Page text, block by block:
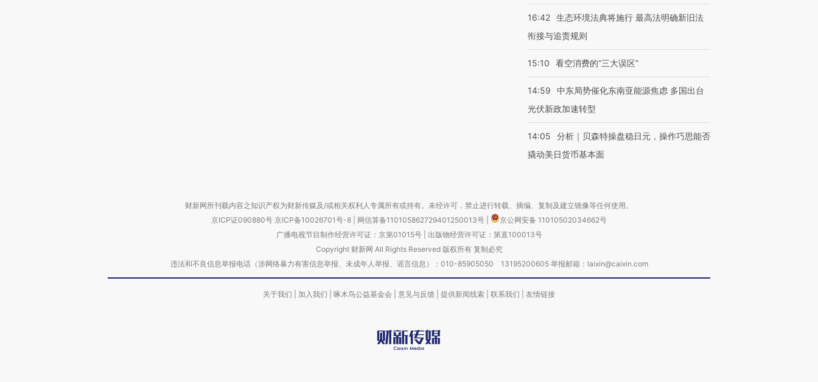
16:42 生态环境法典将施行 最高法明确新旧法
衔接与追责规则
15:10 看空消费的“三大误区”
14:59
中东局势催化东南亚能源焦虑 多国出台
光伏新政加速转型
14:05
分析｜贝森特操盘稳日元，操作巧思能否
撬动美日货币基本面
财新网所刊载内容之知识产权为财新传媒及/或相关权利人专属所有或持有。未经许可，禁止进行转载、摘编、复制及建立镜像等任何使用。
京ICP证090880号 京ICP备10026701号-8 网信算备110105862729401250013号
京公网安备 11010502034662号
广播电视节目制作经营许可证：京第01015号| 出版物经营许可证：第直100013号
Copyright 财新网 All Rights Reserved 版权所有 复制必究
违法和不良信息举报电话（涉网络暴力有害信息举报、未成年人举报、谣言信息）：010-85905050 13195200605 举报邮箱：laixin@caixin.com
关于我们 加入我们 啄木鸟公益基金会 意见与反馈 提供新闻线索 联系我们 友情链接